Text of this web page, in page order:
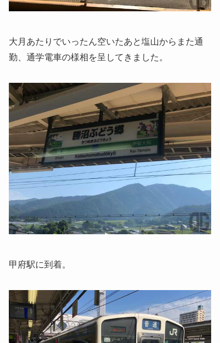
大月あたりでいったん空いたあと塩山からまた通
勤、通学電車の様相を呈してきました。
甲府駅に到着。